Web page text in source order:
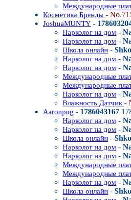
Международные
Косметика Бренды -
JoshuaMUNTY -
Нарколог на дом -
Нарколог на дом -
Школа онлайн -
Нарколог на дом -
Нарколог на дом -
Международные
Международные
Нарколог на дом -
Влажность Датчик -
Aaronpug - 1786043167
Нарколог на дом -
Нарколог на дом -
Школа онлайн -
Нарколог на дом -
Нарколог на дом -
Международные
Международные
Нарколог на дом -
Школа онлайн -